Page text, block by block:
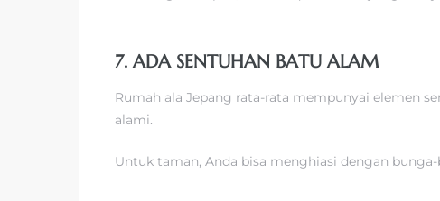
7. ADA SENTUHAN BATU ALAM
Rumah ala Jepang rata-rata mempunyai elemen
alami.
Untuk taman, Anda bisa menghiasi dengan